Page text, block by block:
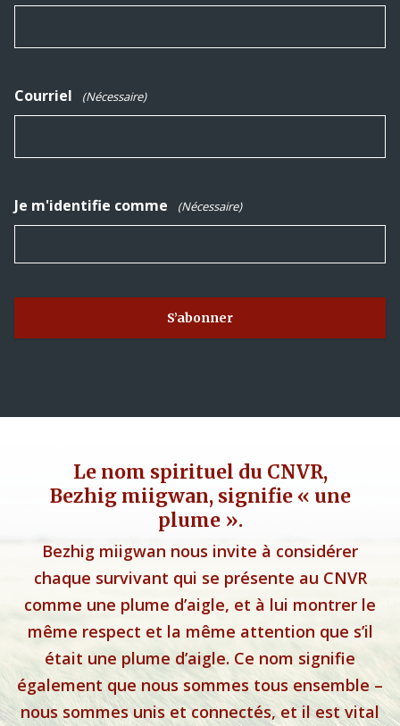
Courriel (Nécessaire)
Je m'identifie comme (Nécessaire)
Le nom spirituel du CNVR,
Bezhig miigwan, signifie « une
plume ».
Bezhig miigwan nous invite à considérer
chaque survivant qui se présente au CNVR
comme une plume d’aigle, et à lui montrer le
même respect et la même attention que s’il
était une plume d’aigle. Ce nom signifie
également que nous sommes tous ensemble –
nous sommes unis et connectés, et il est vital